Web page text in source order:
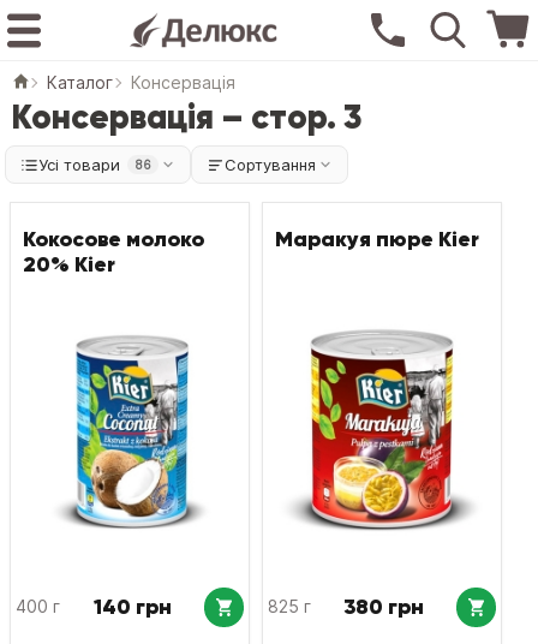
Каталог Консервація
Консервація – стор. 3
Усі товари 86 Сортування
Кокосове молоко
20% Kier
400 г 140 грн
Маракуя пюре Kier
825 г 380 грн